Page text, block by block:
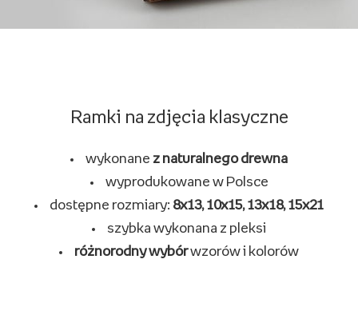
Ramki na zdjęcia klasyczne
wykonane z naturalnego drewna
wyprodukowane w Polsce
dostępne rozmiary: 8x13, 10x15, 13x18, 15x21
szybka wykonana z pleksi
różnorodny wybórwzorów i kolorów